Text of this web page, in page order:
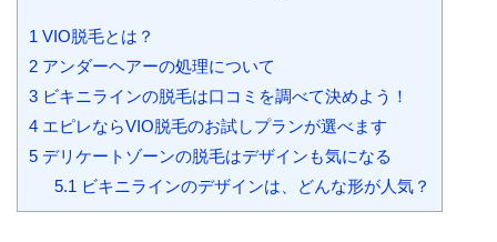
1 VIO脱毛とは？
2 アンダーヘアーの処理について
3 ビキニラインの脱毛は口コミを調べて決めよう！
4 エピレならVIO脱毛のお試しプランが選べます
5 デリケートゾーンの脱毛はデザインも気になる
5.1 ビキニラインのデザインは、どんな形が人気？